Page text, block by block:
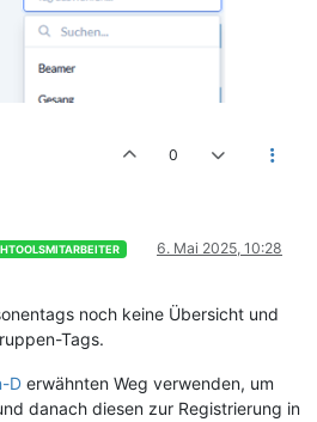
0
6. Mai 2025, 10:28
noch keine Übersicht und
Tags.
D erwähnten Weg verwenden, um
danach diesen zur Registrierung in